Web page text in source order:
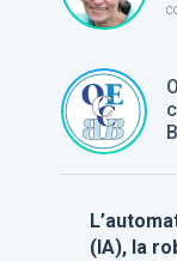
(IA), la